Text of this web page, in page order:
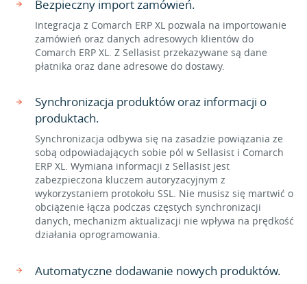
Bezpieczny import zamówień.
Integracja z Comarch ERP XL pozwala na importowanie
zamówień oraz danych adresowych klientów do
Comarch ERP XL. Z Sellasist przekazywane są dane
płatnika oraz dane adresowe do dostawy.
Synchronizacja produktów oraz informacji o
produktach.
Synchronizacja odbywa się na zasadzie powiązania ze
sobą odpowiadających sobie pól w Sellasist i Comarch
ERP XL. Wymiana informacji z Sellasist jest
zabezpieczona kluczem autoryzacyjnym z
wykorzystaniem protokołu SSL. Nie musisz się martwić o
obciążenie łącza podczas częstych synchronizacji
danych, mechanizm aktualizacji nie wpływa na prędkość
działania oprogramowania.
Automatyczne dodawanie nowych produktów.